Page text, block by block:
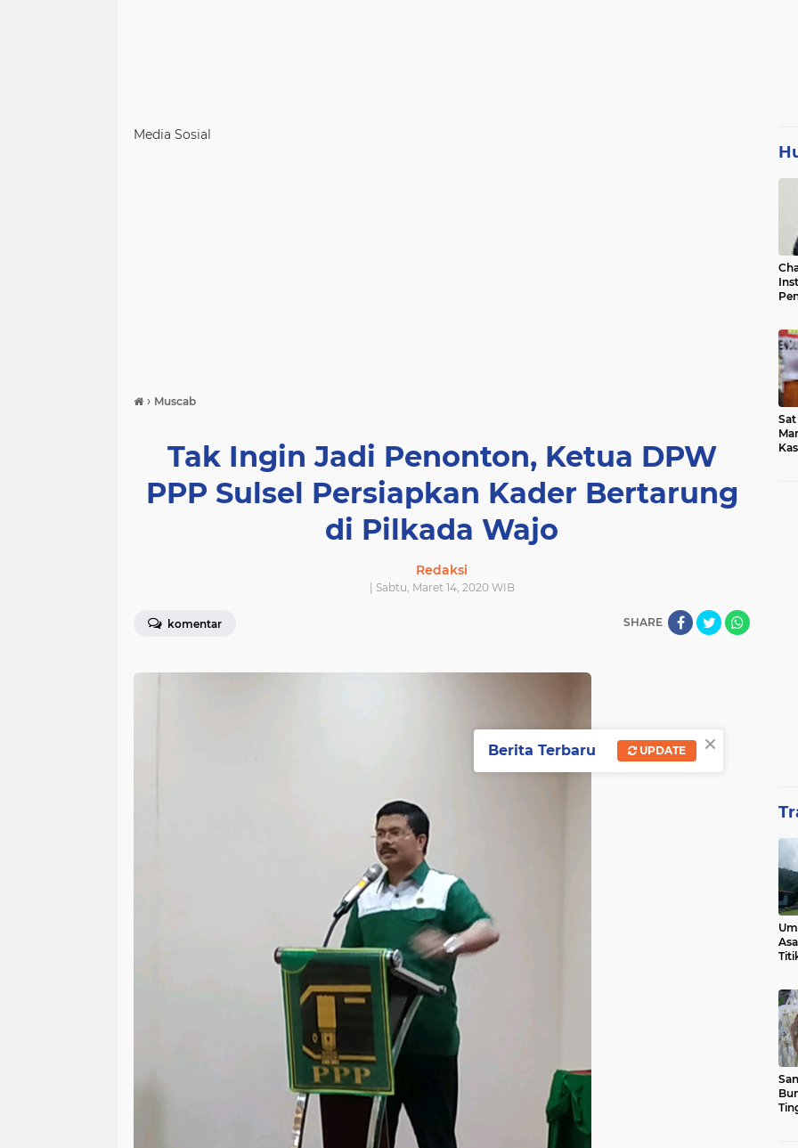
Media Sosial
› Muscab
Tak Ingin Jadi Penonton, Ketua DPW
PPP Sulsel Persiapkan Kader Bertarung
di Pilkada Wajo
Redaksi
| Sabtu, Maret 14, 2020 WIB
komentar SHARE
×
Berita Terbaru UPDATE